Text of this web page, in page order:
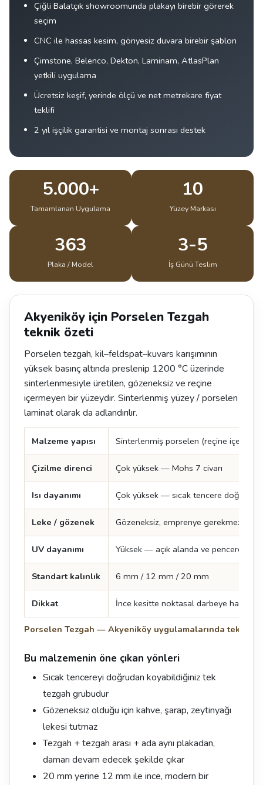
Çiğli Balatçık showroomunda plakayı birebir görerek
seçim
CNC ile hassas kesim, gönyesiz duvara birebir şablon
Çimstone, Belenco, Dekton, Laminam, AtlasPlan
yetkili uygulama
Ücretsiz keşif, yerinde ölçü ve net metrekare fiyat
teklifi
2 yıl işçilik garantisi ve montaj sonrası destek
5.000+
Tamamlanan Uygulama
10
Yüzey Markası
363
Plaka / Model
3-5
İş Günü Teslim
Akyeniköy için Porselen Tezgah
teknik özeti
Porselen tezgah, kil–feldspat–kuvars karışımının
yüksek basınç altında preslenip 1200 °C üzerinde
sinterlenmesiyle üretilen, gözeneksiz ve reçine
içermeyen bir yüzeydir. Sinterlenmiş yüzey / porselen
laminat olarak da adlandırılır.
Porselen Tezgah — Akyeniköy uygulamalarında teknik
Malzeme yapısı Sinterlenmiş porselen (reçine içermez)
Çizilme direnci Çok yüksek — Mohs 7 civarı
Isı dayanımı Çok yüksek — sıcak tencere
Leke / gözenek Gözeneksiz, emprenye gerekmez
UV dayanımı Yüksek — açık alanda ve pencere
Standart kalınlık 6 mm / 12 mm / 20 mm
Dikkat İnce kesitte noktasal darbeye
Bu malzemenin öne çıkan yönleri
Sıcak tencereyi doğrudan koyabildiğiniz tek
tezgah grubudur
Gözeneksiz olduğu için kahve, şarap, zeytinyağı
lekesi tutmaz
Tezgah + tezgah arası + ada aynı plakadan,
damarı devam edecek şekilde çıkar
20 mm yerine 12 mm ile ince, modern bir